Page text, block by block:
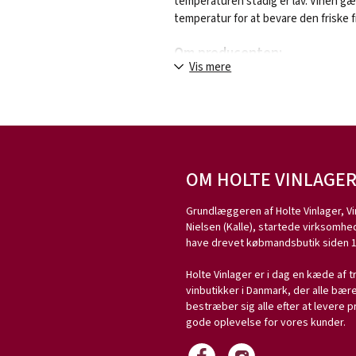
temperatur for at bevare den friske
Om producenten:
Domaine Mur-Mur-Ium ligger på
producenter, for på den måde at
Hos Mur-Mur-Ium er man
unikke vine. Lige præcis her er
druerne høstes om natten for at
brug af kemikalier eller pesticider
håndkraft, og hver druesort
Vi har forhandlet vinene fra Mur-
bekræfter salgstallene kun, og
Vis mere
OM HOLTE VINLAGER
Grundlæggeren af Holte Vinlager,
Nielsen (Kalle), startede
have drevet købmandsbutik siden
Holte Vinlager er i dag en kæde af
vinbutikker i Danmark, der alle
bestræber sig alle efter at levere
gode oplevelse for vores kunder.